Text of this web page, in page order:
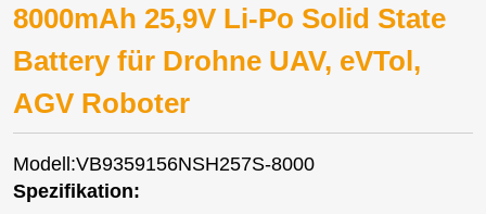
8000mAh 25,9V Li-Po Solid State
Battery für Drohne UAV, eVTol,
AGV Roboter
Modell:VB9359156NSH257S-8000
Spezifikation: